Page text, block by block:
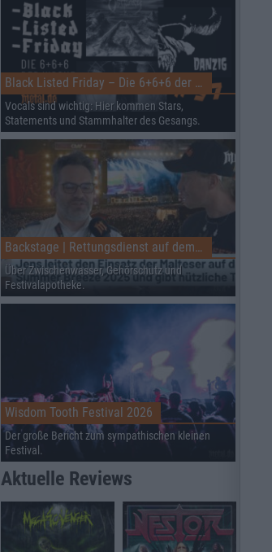
Black Listed Friday – Die 6+6+6 der Woche
Vocals sind wichtig: Hier kommen Stars,
Statements und Stammhalter des Gesangs.
Backstage | Rettungsdienst auf dem Summer Breeze
Über Zwischenwasser, Gehörschutz und
Festivalapotheke.
Wisdom Tooth Festival 2026
Der große Bericht zum sympathischen kleinen
Festival.
Aktuelle Reviews